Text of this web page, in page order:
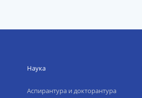
Наука
Аспирантура и докторантура